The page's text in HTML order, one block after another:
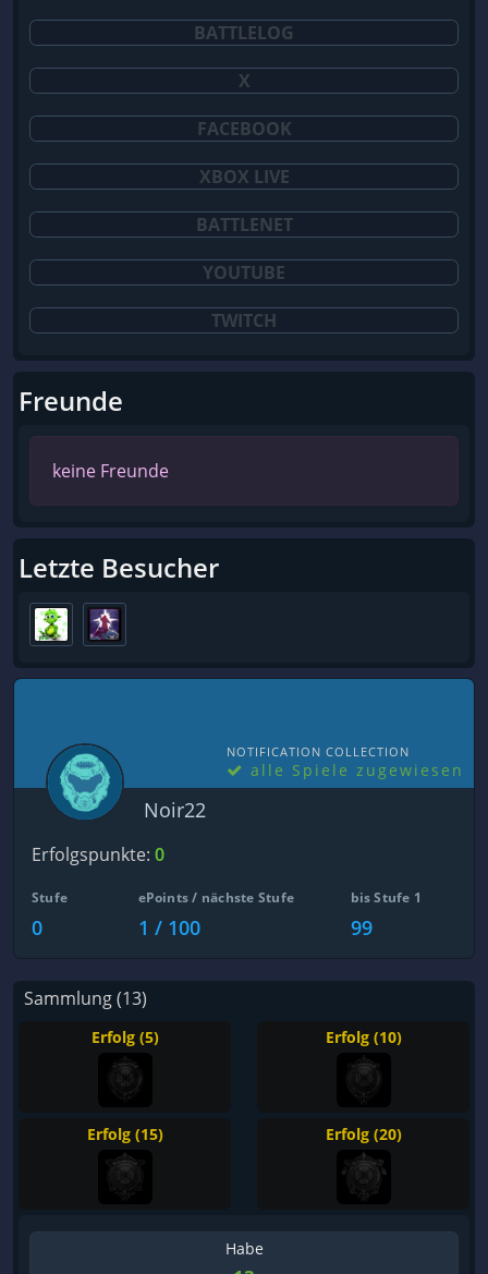
BATTLELOG
X
FACEBOOK
XBOX LIVE
BATTLENET
YOUTUBE
TWITCH
Freunde
keine Freunde
Letzte Besucher
NOTIFICATION COLLECTION
alle Spiele zugewiesen
Noir22
Erfolgspunkte: 0
Stufe
0
ePoints / nächste Stufe
1 / 100
bis Stufe 1
99
Sammlung (13)
Erfolg (5) Erfolg (10)
Erfolg (15) Erfolg (20)
Habe